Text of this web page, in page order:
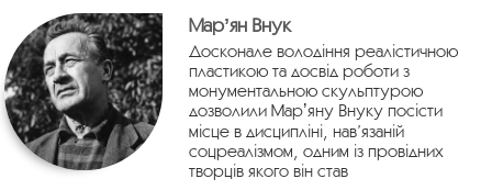
Марʼян Внук
Досконале володіння реалістичною
пластикою та досвід роботи з
монументальною скульптурою
дозволили Марʼяну Внуку посісти
місце в дисципліні, нав’язаній
соцреалізмом, одним із провідних
творців якого він став